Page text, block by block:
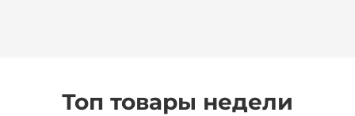
Топ товары недели